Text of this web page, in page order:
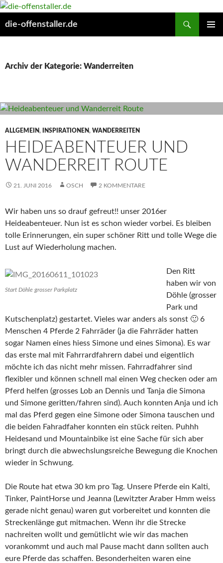
die-offenstaller.de
Archiv der Kategorie: Wanderreiten
ALLGEMEIN, INSPIRATIONEN, WANDERREITEN
HEIDEABENTEUER UND
WANDERREIT ROUTE
21. JUNI 2016 OSCH 2 KOMMENTARE
Wir haben uns so drauf gefreut!! unser 2016er
Heideabenteuer. Nun ist es schon wieder vorbei. Es bleiben
tolle Erinnerungen, ein super schöner Ritt und tolle Wege die
Lust auf Wiederholung machen.
Start Döhle grosser Parkplatz
Den Ritt
haben wir von
Döhle (grosser
Park und
Kutschenplatz) gestartet. Vieles war anders als sonst 🙂 6
Menschen 4 Pferde 2 Fahrräder (ja die Fahrräder hatten
sogar Namen eines hiess Simone und eines Simona). Es war
das erste mal mit Fahrrardfahrern dabei und eigentlich
möchte ich das nicht mehr missen. Fahrradfahrer sind
flexibler und können schnell mal einen Weg checken oder am
Pferd helfen (grosses Lob an Dennis und Tanja die Simona
und Simone geritten/fahren sind). Auch konnten Anja und ich
mal das Pferd gegen eine Simone oder Simona tauschen und
die beiden Fahradfaher konnten ein stück reiten. Puhhh
Heidesand und Mountainbike ist eine Sache für sich aber
bringt durch die abwechslungsreiche Bewegung die Knochen
wieder in Schwung.
Die Route hat etwa 30 km pro Tag. Unsere Pferde ein Kalti,
Tinker, PaintHorse und Jeanna (Lewitzter Araber Hmm weiss
gerade nicht genau) waren gut vorbereitet und konnten die
Streckenlänge gut mitmachen. Wenn ihr die Strecke
nachreiten wollt und gemütlicht wie wir das machen
vorankommt und auch mal Pause macht dann sollten auch
eure Pferde das schaffen. Besonderheiten waren eine